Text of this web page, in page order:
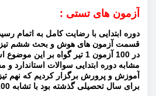
آزمون های تستی :
دوره ابتدایی با رضایت کامل به اتمام
مشابه دوره ابتدایی سوالات استاندارد
آموزش و پرورش برگزار کردیم که نهم
برای سال تحصيلی گذشته بود با تشابه 100 در 100